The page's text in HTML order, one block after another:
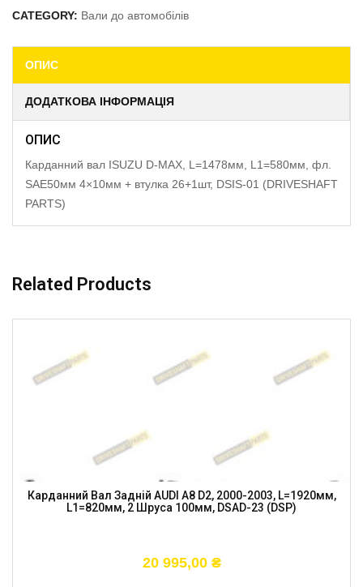
CATEGORY: Вали до автомобілів
ОПИС
ДОДАТКОВА ІНФОРМАЦІЯ
ОПИС
Карданний вал ISUZU D-MAX, L=1478мм, L1=580мм, фл.
SAE50мм 4×10мм + втулка 26+1шт, DSIS-01 (DRIVESHAFT
PARTS)
Related Products
Карданний Вал Задній AUDI A8 D2, 2000-2003, L=1920мм,
L1=820мм, 2 Шруса 100мм, DSAD-23 (DSP)
20 995,00 ₴